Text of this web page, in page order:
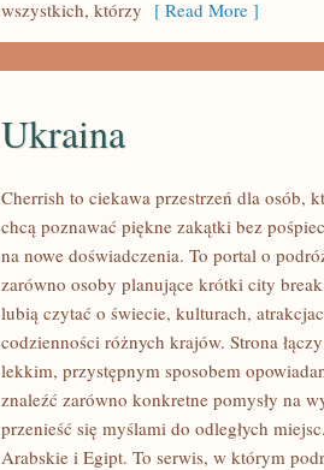
wszystkich, którzy [ Read More ]
Ukraina
Cherrish to ciekawa przestrzeń dla osób,
chcą poznawać piękne zakątki bez
na nowe doświadczenia. To portal o
zarówno osoby planujące krótki city
lubią czytać o świecie, kulturach,
codzienności różnych krajów. Strona
lekkim, przystępnym sposobem
znaleźć zarówno konkretne pomysły na
przenieść się myślami do odległych
Arabskie i Egipt. To serwis, w którym